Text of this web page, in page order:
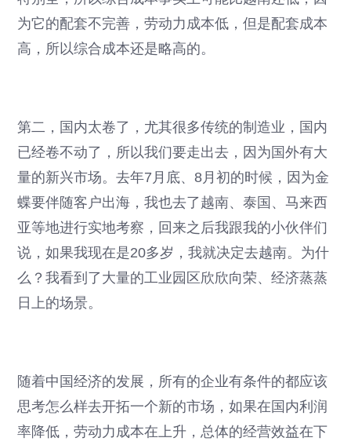
为它的配套不完善，劳动力成本低，但是配套成本
高，所以综合成本还是略高的。
第二，国内太卷了，尤其很多传统的制造业，国内
已经卷不动了，所以我们要走出去，因为国外有大
量的新兴市场。去年7月底、8月初的时候，因为金
蝶要伴随客户出海，我也去了越南、泰国、马来西
亚等地进行实地考察，回来之后我跟我的小伙伴们
说，如果我现在是20多岁，我就决定去越南。为什
么？我看到了大量的工业园区欣欣向荣、经济蒸蒸
日上的场景。
随着中国经济的发展，所有的企业有条件的都应该
思考怎么样去开拓一个新的市场，如果在国内利润
率降低，劳动力成本在上升，总体的经营效益在下